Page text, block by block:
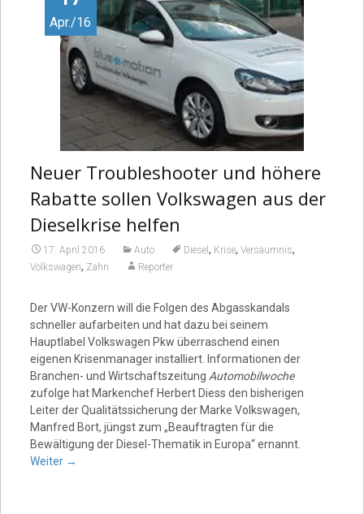
Apr./16
Neuer Troubleshooter und höhere
Rabatte sollen Volkswagen aus der
Dieselkrise helfen
17. April 2016 Auto Diesel , Krise, Versäumnis,
Volkswagen, Zahn Reporter
Der VW-Konzern will die Folgen des Abgasskandals
schneller aufarbeiten und hat dazu bei seinem
Hauptlabel Volkswagen Pkw überraschend einen
eigenen Krisenmanager installiert. Informationen der
Branchen- und Wirtschaftszeitung Automobilwoche
zufolge hat Markenchef Herbert Diess den bisherigen
Leiter der Qualitätssicherung der Marke Volkswagen,
Manfred Bort, jüngst zum „Beauftragten für die
Bewältigung der Diesel-Thematik in Europa“ ernannt.
Weiter →